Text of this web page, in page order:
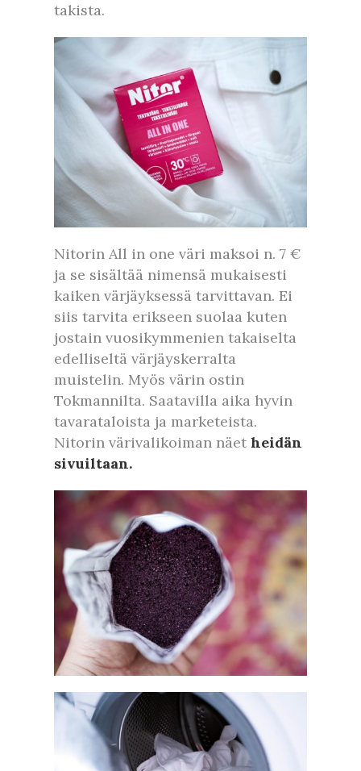
takista.
Nitorin All in one väri maksoi n. 7 €
ja se sisältää nimensä mukaisesti
kaiken värjäyksessä tarvittavan. Ei
siis tarvita erikseen suolaa kuten
jostain vuosikymmenien takaiselta
edelliseltä värjäyskerralta
muistelin. Myös värin ostin
Tokmannilta. Saatavilla aika hyvin
tavarataloista ja marketeista.
Nitorin värivalikoiman näet heidän
sivuiltaan.